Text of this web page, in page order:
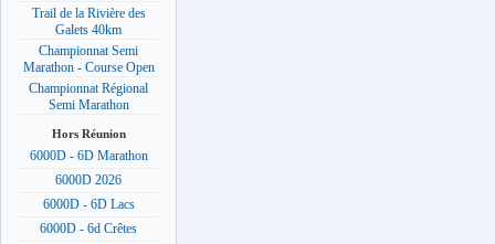
Trail de la Rivière des
Galets 40km
Championnat Semi
Marathon - Course Open
Championnat Régional
Semi Marathon
Hors Réunion
6000D - 6D Marathon
6000D 2026
6000D - 6D Lacs
6000D - 6d Crêtes